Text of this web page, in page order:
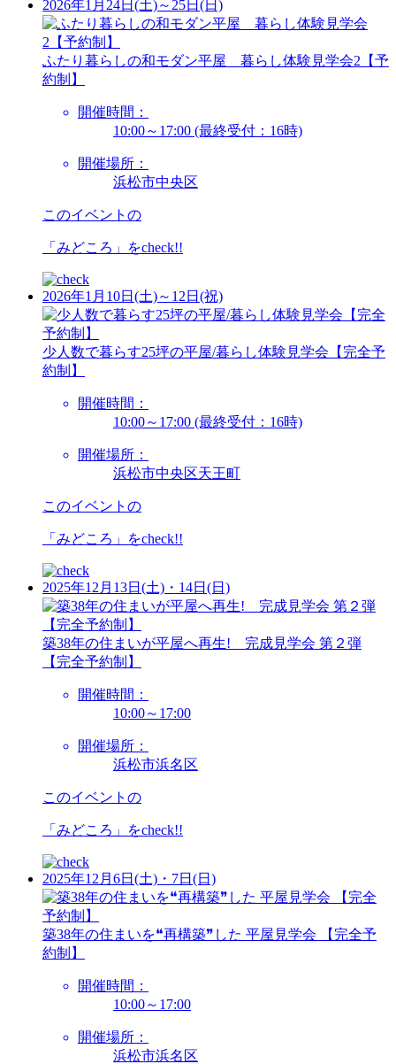
2026年1月24日(土)～25日(日)
ふたり暮らしの和モダン平屋 暮らし体験見学会2【予
約制】
開催時間：
10:00～17:00 (最終受付：16時)
開催場所：
浜松市中央区
このイベントの
「みどころ」をcheck!!
2026年1月10日(土)～12日(祝)
少人数で暮らす25坪の平屋/暮らし体験見学会【完全予
約制】
開催時間：
10:00～17:00 (最終受付：16時)
開催場所：
浜松市中央区天王町
このイベントの
「みどころ」をcheck!!
2025年12月13日(土)・14日(日)
築38年の住まいが平屋へ再生! 完成見学会 第２弾
【完全予約制】
開催時間：
10:00～17:00
開催場所：
浜松市浜名区
このイベントの
「みどころ」をcheck!!
2025年12月6日(土)・7日(日)
築38年の住まいを❝再構築❞した 平屋見学会 【完全予
約制】
開催時間：
10:00～17:00
開催場所：
浜松市浜名区